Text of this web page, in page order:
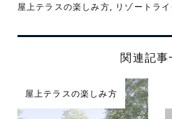
屋上テラスの楽しみ方, リゾートラ
関連記事
屋上テラスの楽しみ方